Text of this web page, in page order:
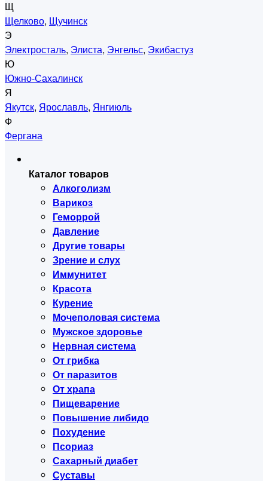
Щ
Щелково, Щучинск
Э
Электросталь, Элиста, Энгельс, Экибастуз
Ю
Южно-Сахалинск
Я
Якутск, Ярославль, Янгиюль
Ф
Фергана
Каталог товаров
Алкоголизм
Варикоз
Геморрой
Давление
Другие товары
Зрение и слух
Иммунитет
Красота
Курение
Мочеполовая система
Мужское здоровье
Нервная система
От грибка
От паразитов
От храпа
Пищеварение
Повышение либидо
Похудение
Псориаз
Сахарный диабет
Суставы